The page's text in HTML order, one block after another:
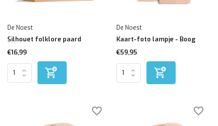
De Noest
Silhouet folklore paard
€16,99
De Noest
Kaart-foto lampje - Boog
€59,95